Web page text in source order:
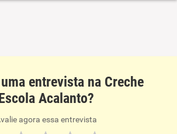
entrevista na Creche
Acalanto?
agora essa entrevista